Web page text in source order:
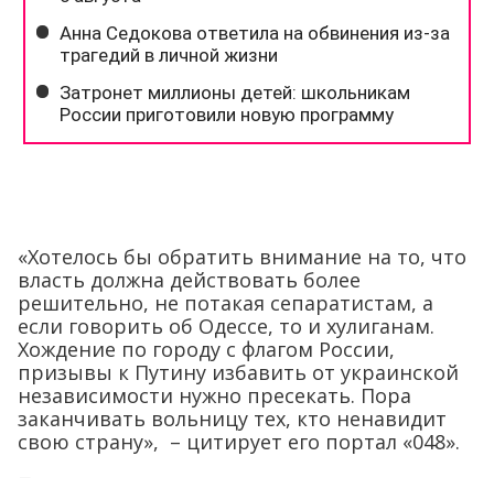
«Хотелось бы обратить внимание на то, что
Хождение по городу с флагом России,
призывы к Путину избавить от украинской
независимости нужно пресекать. Пора
заканчивать вольницу тех, кто ненавидит
свою страну», – цитирует его портал «048».
По его мнению, протестующие «никакого
отношения к Одессе не имеют».
«Организацией, стимулированием их